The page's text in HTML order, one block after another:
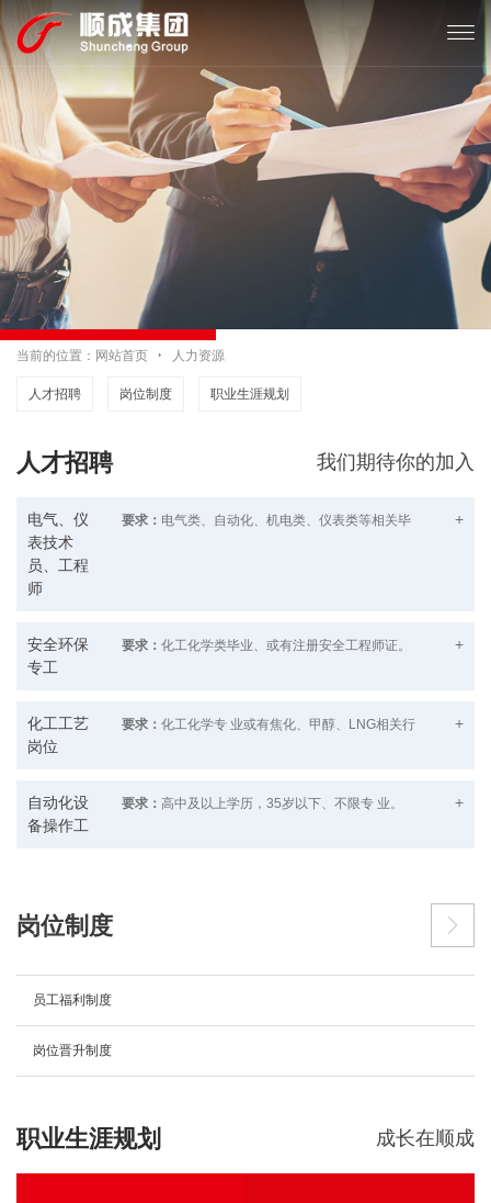

当前的位置： 网站首页  人力资源
人才招聘 岗位制度 职业生涯规划
人才招聘 我们期待你的加入
电气、仪
表技术
员、工程
师
要求： 电气类、自动化、机电类、仪表类等相关毕
加入顺成集团 成就美好未来
联系人：张先生
+
安全环保
专工
要求： 化工化学类毕业、或有注册安全工程师证。
加入顺成集团 成就美好未来
报名地址：安阳市殷都区铜冶镇南工业路顺成集团东
+
化工工艺
岗位
要求： 化工化学专 业或有焦化、甲醇、LNG相关行
加入顺成集团 成就美好未来
+
自动化设
备操作工
要求： 高中及以上学历，35岁以下、不限专 业。
报名地址：安阳市殷都区铜冶镇南工业路顺成集团东
+
岗位制度 
员工福利制度
岗位晋升制度
职业生涯规划 成长在顺成